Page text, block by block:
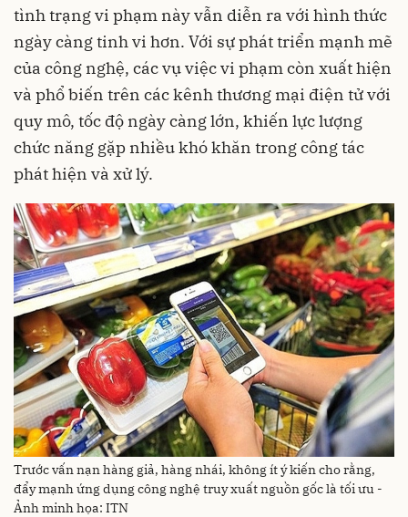
tình trạng vi phạm này vẫn diễn ra với hình thức
ngày càng tinh vi hơn. Với sự phát triển mạnh mẽ
của công nghệ, các vụ việc vi phạm còn xuất hiện
và phổ biến trên các kênh thương mại điện tử với
quy mô, tốc độ ngày càng lớn, khiến lực lượng
chức năng gặp nhiều khó khăn trong công tác
phát hiện và xử lý.
Trước vấn nạn hàng giả, hàng nhái, không ít ý kiến cho rằng,
đẩy mạnh ứng dụng công nghệ truy xuất nguồn gốc là tối ưu -
Ảnh minh họa: ITN